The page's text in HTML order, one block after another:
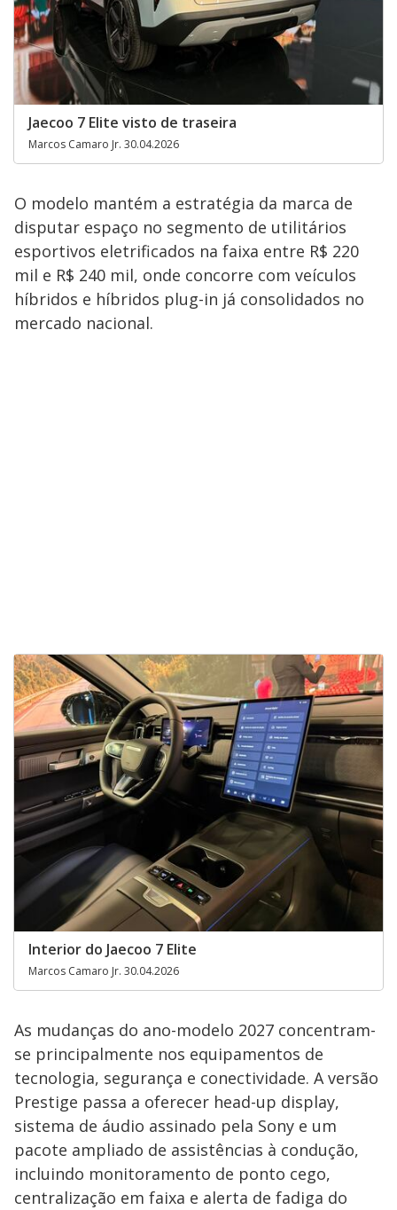
Jaecoo 7 Elite visto de traseira
Marcos Camaro Jr. 30.04.2026
O modelo mantém a estratégia da marca de
disputar espaço no segmento de utilitários
esportivos eletrificados na faixa entre R$ 220
mil e R$ 240 mil, onde concorre com veículos
híbridos e híbridos plug-in já consolidados no
mercado nacional.
Interior do Jaecoo 7 Elite
Marcos Camaro Jr. 30.04.2026
As mudanças do ano-modelo 2027 concentram-
se principalmente nos equipamentos de
tecnologia, segurança e conectividade. A versão
Prestige passa a oferecer head-up display,
sistema de áudio assinado pela Sony e um
pacote ampliado de assistências à condução,
incluindo monitoramento de ponto cego,
centralização em faixa e alerta de fadiga do